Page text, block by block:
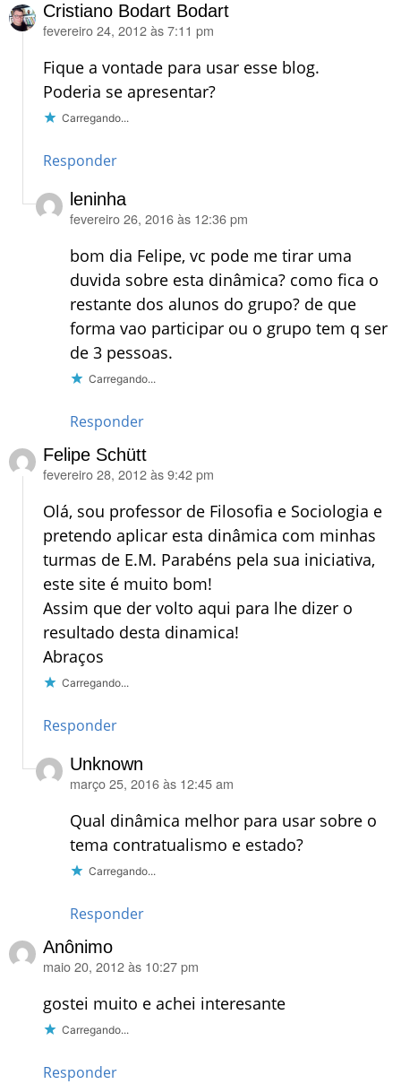
Cristiano Bodart Bodart
disse:
fevereiro 24, 2012 às 7:11 pm
Fique a vontade para usar esse blog.
Poderia se apresentar?
Carregando...
Responder
leninha
disse:
fevereiro 26, 2016 às 12:36 pm
bom dia Felipe, vc pode me tirar uma
duvida sobre esta dinâmica? como fica o
restante dos alunos do grupo? de que
forma vao participar ou o grupo tem q ser
de 3 pessoas.
Carregando...
Responder
Felipe Schütt
disse:
fevereiro 28, 2012 às 9:42 pm
Olá, sou professor de Filosofia e Sociologia e
pretendo aplicar esta dinâmica com minhas
turmas de E.M. Parabéns pela sua iniciativa,
este site é muito bom!
Assim que der volto aqui para lhe dizer o
resultado desta dinamica!
Abraços
Carregando...
Responder
Unknown
disse:
março 25, 2016 às 12:45 am
Qual dinâmica melhor para usar sobre o
tema contratualismo e estado?
Carregando...
Responder
Anônimo
disse:
maio 20, 2012 às 10:27 pm
gostei muito e achei interesante
Carregando...
Responder